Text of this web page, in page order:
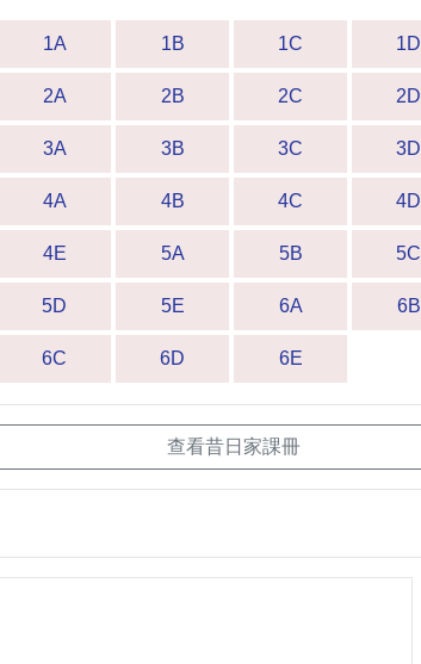
1A 1B 1C 1D
2A 2B 2C 2D
3A 3B 3C 3D
4A 4B 4C 4D
4E 5A 5B 5C
5D 5E 6A 6B
6C 6D 6E
查看昔日家課冊